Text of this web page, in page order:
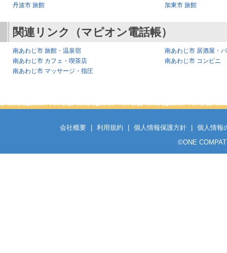
丹波市 旅館
加東市 旅館
関連リンク（マピオン電話帳）
南あわじ市 旅館・温泉宿
南あわじ市 居酒屋・
南あわじ市 カフェ・喫茶店
南あわじ市 コンビニ
南あわじ市 マッサージ・指圧
会社概要 利用規約 個人情報保護方針
個人情報
©ONE